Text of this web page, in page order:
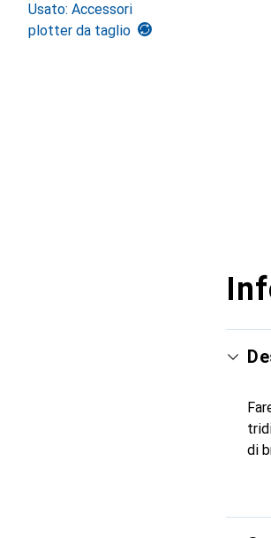
Usato: Accessori
plotter da taglio
di